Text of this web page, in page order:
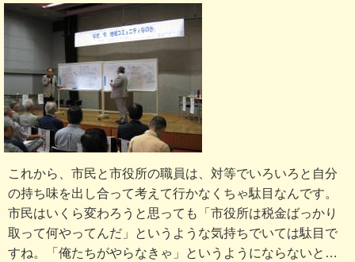
これから、市民と市役所の職員は、対等でいろいろと自分
の持ち味を出し合って考えて行かなくちゃ駄目なんです。
市民はいくら変わろうと思っても「市役所は税金ばっかり
取って何やってんだ」というような気持ちでいては駄目で
すね。「俺たちがやらなきゃ」というようにならないと…